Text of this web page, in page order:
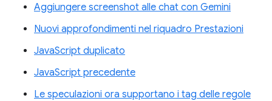
Aggiungere screenshot alle chat con Gemini
Nuovi approfondimenti nel riquadro Prestazioni
JavaScript duplicato
JavaScript precedente
Le speculazioni ora supportano i tag delle regole